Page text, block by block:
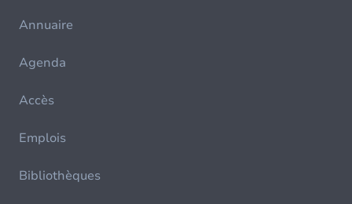
Annuaire
Agenda
Accès
Emplois
Bibliothèques